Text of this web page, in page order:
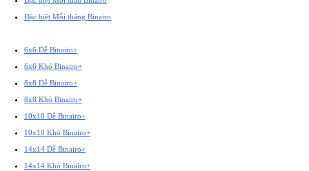
Đặc biệt Mỗi tháng Binairo
6x6 Dễ Binairo+
6x6 Khó Binairo+
8x8 Dễ Binairo+
8x8 Khó Binairo+
10x10 Dễ Binairo+
10x10 Khó Binairo+
14x14 Dễ Binairo+
14x14 Khó Binairo+